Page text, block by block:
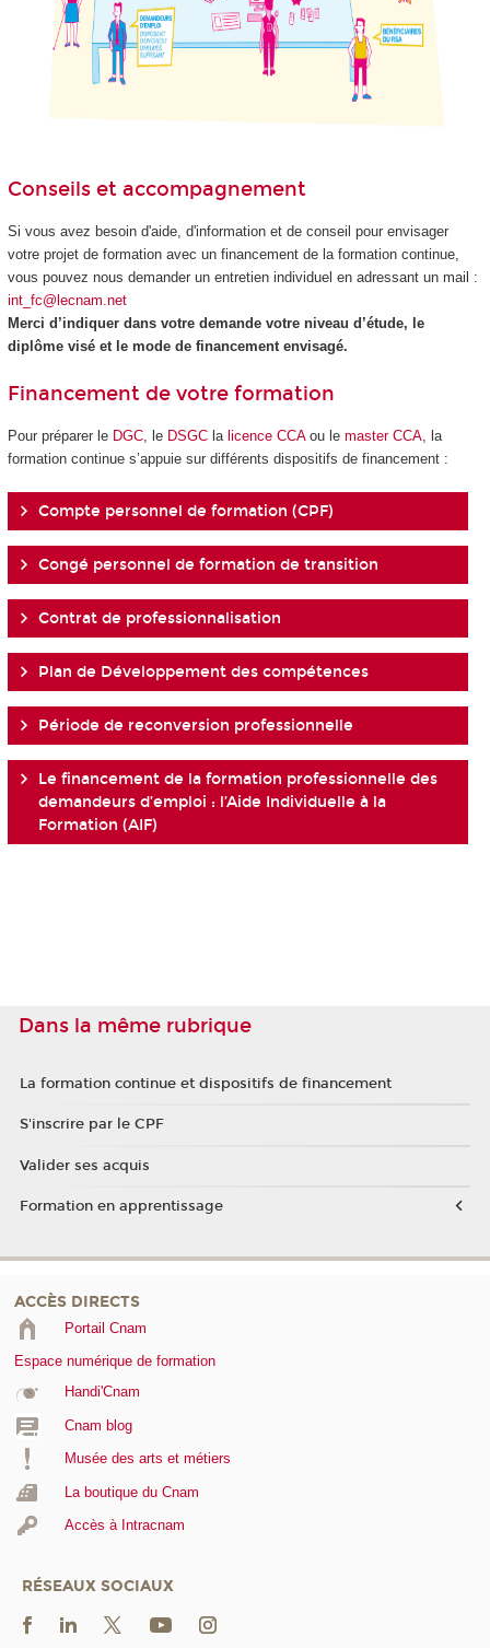
Conseils et accompagnement
Si vous avez besoin d'aide, d'information et de conseil pour envisager
votre projet de formation avec un financement de la formation continue,
vous pouvez nous demander un entretien individuel en adressant un mail :
int_fc@lecnam.net
Merci d’indiquer dans votre demande votre niveau d’étude, le
diplôme visé et le mode de financement envisagé.
Financement de votre formation
Pour préparer le DGC, le DSGCla licence CCAou le master CCA, la
formation continue s’appuie sur différents dispositifs de financement :
Compte personnel de formation (CPF)
Congé personnel de formation de transition
Contrat de professionnalisation
Plan de Développement des compétences
Période de reconversion professionnelle
Le financement de la formation professionnelle des
demandeurs d’emploi : l’Aide Individuelle à la
Formation (AIF)
Dans la même rubrique
La formation continue et dispositifs de financement
S'inscrire par le CPF
Valider ses acquis
Formation en apprentissage
ACCÈS DIRECTS
Portail Cnam
Espace numérique de formation
Handi'Cnam
Cnam blog
Musée des arts et métiers
La boutique du Cnam
Accès à Intracnam
RÉSEAUX SOCIAUX